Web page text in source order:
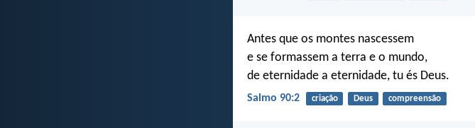
Antes que os montes nascessem
e se formassem a terra e o mundo,
de eternidade a eternidade, tu és Deus.
Salmo 90:2 criação Deus compreensão